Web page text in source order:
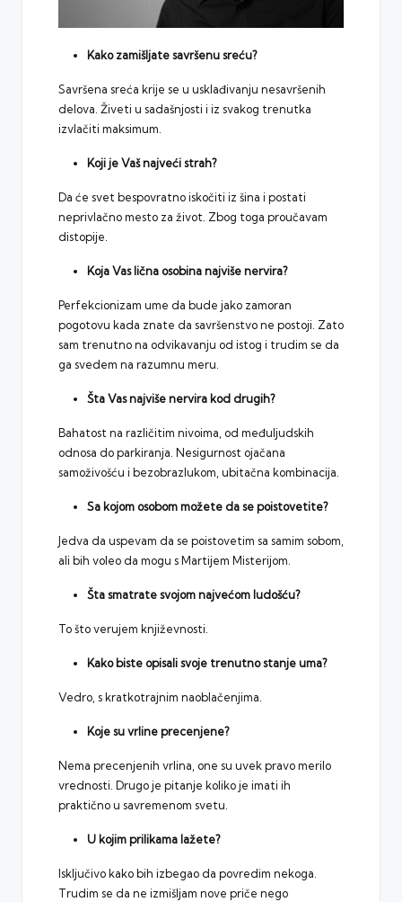
Kako zamišljate savršenu sreću?
Savršena sreća krije se u usklađivanju nesavršenih
delova. Živeti u sadašnjosti i iz svakog trenutka
izvlačiti maksimum.
Koji je Vaš najveći strah?
Da će svet bespovratno iskočiti iz šina i postati
neprivlačno mesto za život. Zbog toga proučavam
distopije.
Koja Vas lična osobina najviše nervira?
Perfekcionizam ume da bude jako zamoran
pogotovu kada znate da savršenstvo ne postoji. Zato
sam trenutno na odvikavanju od istog i trudim se da
ga svedem na razumnu meru.
Šta Vas najviše nervira kod drugih?
Bahatost na različitim nivoima, od međuljudskih
odnosa do parkiranja. Nesigurnost ojačana
samoživošću i bezobrazlukom, ubitačna kombinacija.
Sa kojom osobom možete da se poistovetite?
Jedva da uspevam da se poistovetim sa samim sobom,
ali bih voleo da mogu s Martijem Misterijom.
Šta smatrate svojom najvećom ludošću?
To što verujem književnosti.
Kako biste opisali svoje trenutno stanje uma?
Vedro, s kratkotrajnim naoblačenjima.
Koje su vrline precenjene?
Nema precenjenih vrlina, one su uvek pravo merilo
vrednosti. Drugo je pitanje koliko je imati ih
praktično u savremenom svetu.
U kojim prilikama lažete?
Isključivo kako bih izbegao da povredim nekoga.
Trudim se da ne izmišljam nove priče nego